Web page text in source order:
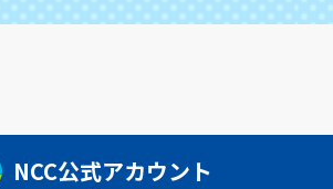
NCC公式アカウント